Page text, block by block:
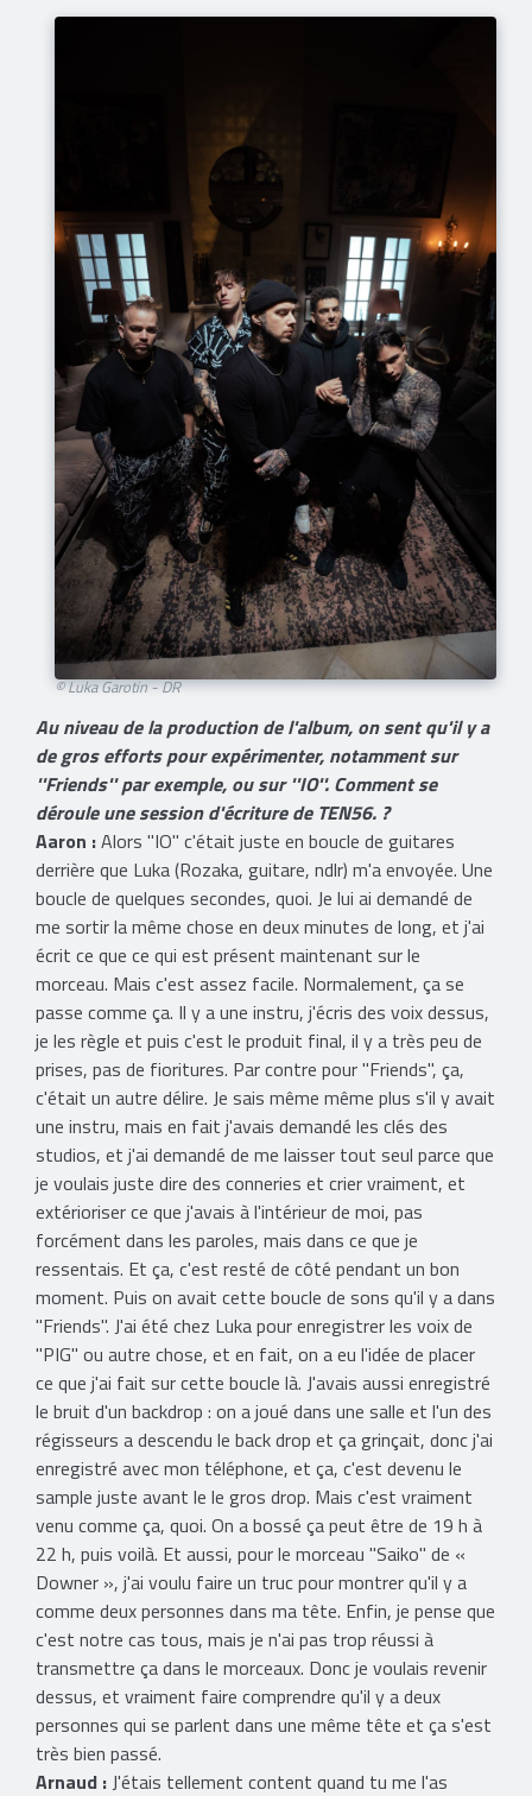
© Luka Garotin - DR
Au niveau de la production de l'album, on sent qu'il y a
de gros efforts pour expérimenter, notamment sur
''Friends'' par exemple, ou sur ''IO''. Comment se
déroule une session d'écriture de TEN56. ?
Aaron :Alors ''IO'' c'était juste en boucle de guitares
derrière que Luka (Rozaka, guitare, ndlr) m'a envoyée. Une
boucle de quelques secondes, quoi. Je lui ai demandé de
me sortir la même chose en deux minutes de long, et j'ai
écrit ce que ce qui est présent maintenant sur le
morceau. Mais c'est assez facile. Normalement, ça se
passe comme ça. Il y a une instru, j'écris des voix dessus,
je les règle et puis c'est le produit final, il y a très peu de
prises, pas de fioritures. Par contre pour ''Friends'', ça,
c'était un autre délire. Je sais même même plus s'il y avait
une instru, mais en fait j'avais demandé les clés des
studios, et j'ai demandé de me laisser tout seul parce que
je voulais juste dire des conneries et crier vraiment, et
extérioriser ce que j'avais à l'intérieur de moi, pas
forcément dans les paroles, mais dans ce que je
ressentais. Et ça, c'est resté de côté pendant un bon
moment. Puis on avait cette boucle de sons qu'il y a dans
''Friends''. J'ai été chez Luka pour enregistrer les voix de
''PIG'' ou autre chose, et en fait, on a eu l'idée de placer
ce que j'ai fait sur cette boucle là. J'avais aussi enregistré
le bruit d'un backdrop : on a joué dans une salle et l'un des
régisseurs a descendu le back drop et ça grinçait, donc j'ai
enregistré avec mon téléphone, et ça, c'est devenu le
sample juste avant le le gros drop. Mais c'est vraiment
venu comme ça, quoi. On a bossé ça peut être de 19 h à
22 h, puis voilà. Et aussi, pour le morceau ''Saiko'' de «
Downer », j'ai voulu faire un truc pour montrer qu'il y a
comme deux personnes dans ma tête. Enfin, je pense que
c'est notre cas tous, mais je n'ai pas trop réussi à
transmettre ça dans le morceaux. Donc je voulais revenir
dessus, et vraiment faire comprendre qu'il y a deux
personnes qui se parlent dans une même tête et ça s'est
très bien passé.
Arnaud :J'étais tellement content quand tu me l'as